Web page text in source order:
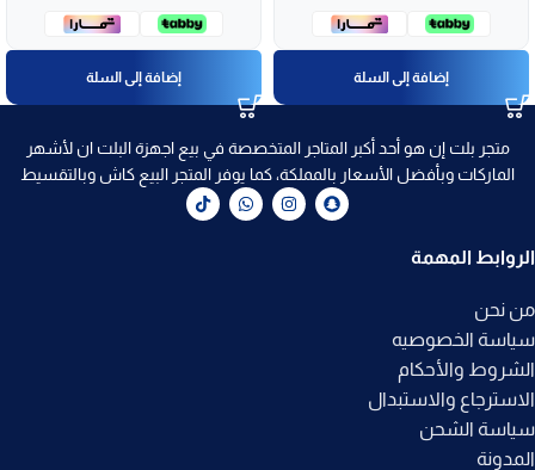
إضافة إلى السلة إضافة إلى السلة
متجر بلت إن هو أحد أكبر المتاجر المتخصصة في بيع اجهزة البلت ان لأشهر
الماركات وبأفضل الأسعار بالمملكة، كما يوفر المتجر البيع كاش وبالتقسيط
الروابط المهمة
من نحن
سياسة الخصوصيه
الشروط والأحكام
الاسترجاع والاستبدال
سياسة الشحن
المدونة